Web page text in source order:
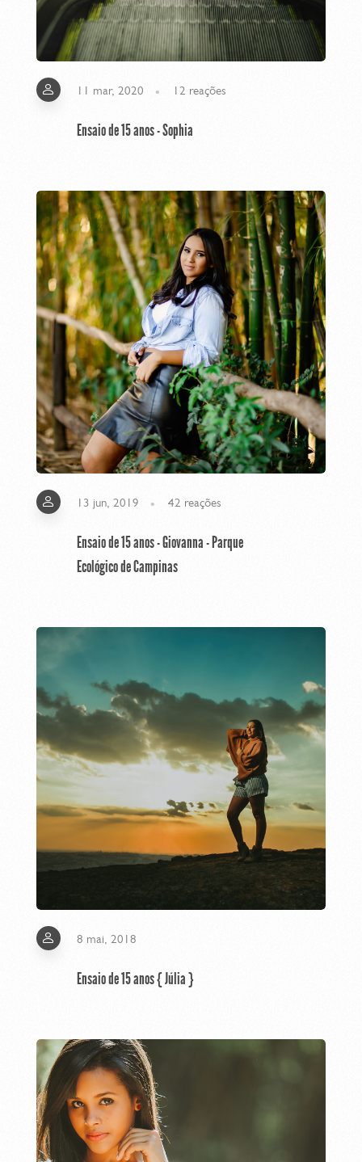
11 mar, 2020 12 reações
Ensaio de 15 anos - Sophia
13 jun, 2019 42 reações
Ensaio de 15 anos - Giovanna - Parque
Ecológico de Campinas
8 mai, 2018
Ensaio de 15 anos { Júlia }